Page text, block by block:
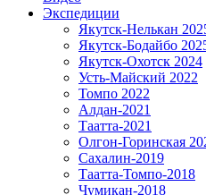
Экспедиции
Якутск-Нелькан
Якутск-Бодайбо
Якутск-Охотск 2024
Усть-Майский 2022
Томпо 2022
Алдан-2021
Таатта-2021
Олгон-Горинская
Сахалин-2019
Таатта-Томпо-2018
Чумикан-2018